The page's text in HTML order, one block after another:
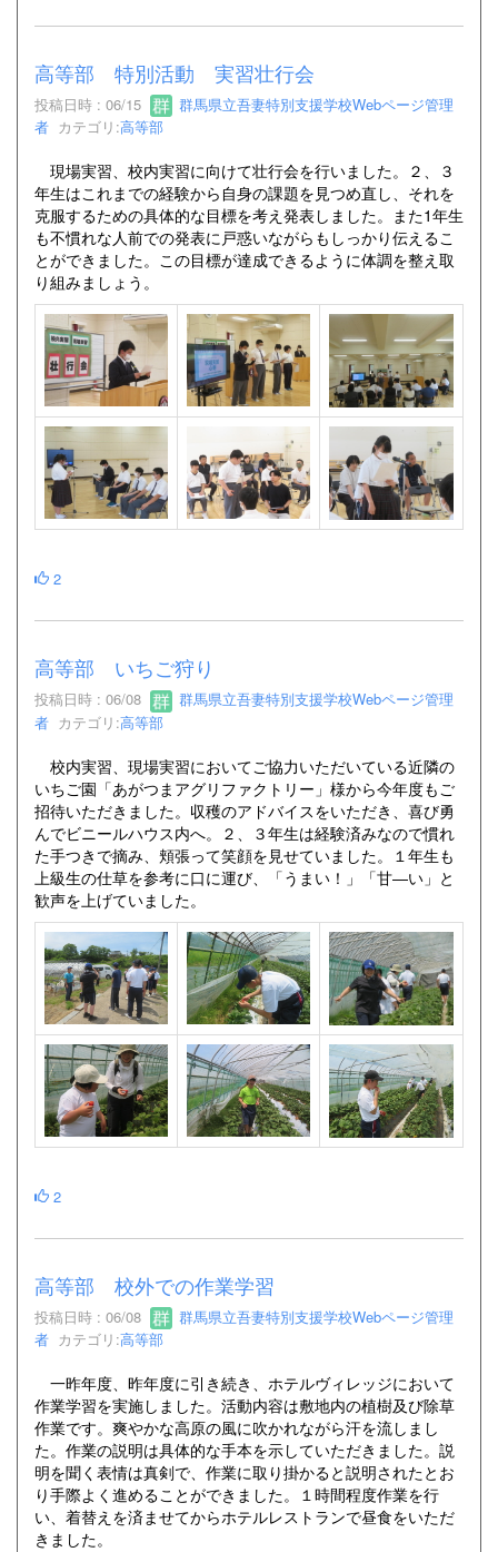
高等部 特別活動 実習壮行会
投稿日時 : 06/15
群馬県立吾妻特別支援学校Webページ管理
者 カテゴリ:高等部
現場実習、校内実習に向けて壮行会を行いました。２、３
年生はこれまでの経験から自身の課題を見つめ直し、それを
克服するための具体的な目標を考え発表しました。また1年生
も不慣れな人前での発表に戸惑いながらもしっかり伝えるこ
とができました。この目標が達成できるように体調を整え取
り組みましょう。
2
高等部 いちご狩り
投稿日時 : 06/08
群馬県立吾妻特別支援学校Webページ管理
者 カテゴリ:高等部
校内実習、現場実習においてご協力いただいている近隣の
いちご園「あがつまアグリファクトリー」様から今年度もご
招待いただきました。収穫のアドバイスをいただき、喜び勇
んでビニールハウス内へ。２、３年生は経験済みなので慣れ
た手つきで摘み、頬張って笑顔を見せていました。１年生も
上級生の仕草を参考に口に運び、「うまい！」「甘―い」と
歓声を上げていました。
2
高等部 校外での作業学習
投稿日時 : 06/08
群馬県立吾妻特別支援学校Webページ管理
者 カテゴリ:高等部
一昨年度、昨年度に引き続き、ホテルヴィレッジにおいて
作業学習を実施しました。活動内容は敷地内の植樹及び除草
作業です。爽やかな高原の風に吹かれながら汗を流しまし
た。作業の説明は具体的な手本を示していただきました。説
明を聞く表情は真剣で、作業に取り掛かると説明されたとお
り手際よく進めることができました。１時間程度作業を行
い、着替えを済ませてからホテルレストランで昼食をいただ
きました。